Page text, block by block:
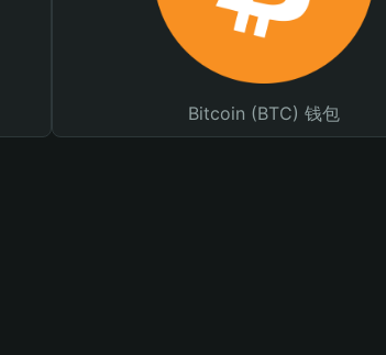
Bitcoin (BTC) 钱包